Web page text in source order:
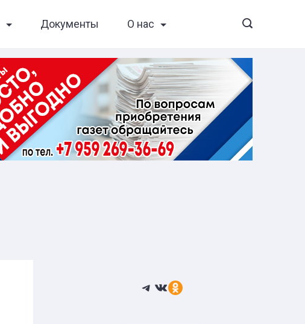
Документы О нас
Telegram
ВКонтакте
Ссылка